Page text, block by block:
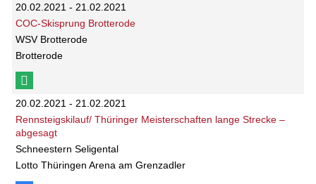
20.02.2021 - 21.02.2021
COC-Skisprung Brotterode
WSV Brotterode
Brotterode
20.02.2021 - 21.02.2021
Rennsteigskilauf/ Thüringer Meisterschaften lange Strecke –
abgesagt
Schneestern Seligental
Lotto Thüringen Arena am Grenzadler